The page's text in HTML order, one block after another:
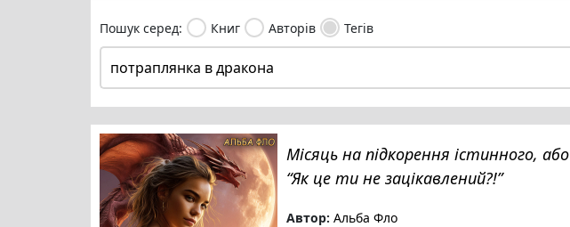
Пошук серед: Книг Авторів Тегів
Місяць на підкорення істинного, або
“Як це ти не зацікавлений?!”
Автор: Альба Фло